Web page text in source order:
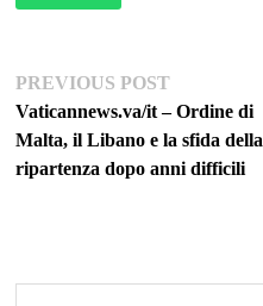
Navigazione
articoli
PREVIOUS POSTPrevious
post:
Vaticannews.va/it – Ordine di
Malta, il Libano e la sfida della
ripartenza dopo anni difficili